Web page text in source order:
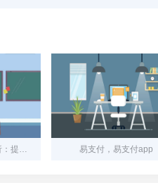
基木鱼尺寸适配全解析：提升用户体验的关键细节 易支付，易支付app